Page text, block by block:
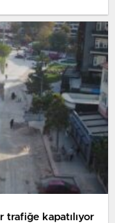
trafiğe kapatılıyor